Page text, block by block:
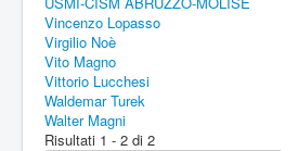
Vincenzo Lopasso
Virgilio Noè
Vito Magno
Vittorio Lucchesi
Waldemar Turek
Walter Magni
Risultati 1 - 2 di 2